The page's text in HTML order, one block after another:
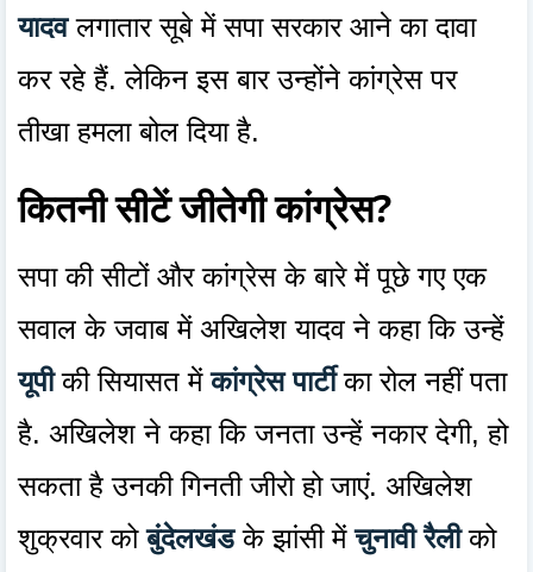
यादवलगातार सूबे में सपा सरकार आने का दावा
कर रहे हैं. लेकिन इस बार उन्होंने कांग्रेस पर
तीखा हमला बोल दिया है.
कितनी सीटें जीतेगी कांग्रेस?
सपा की सीटों और कांग्रेस के बारे में पूछे गए एक
सवाल के जवाब में अखिलेश यादव ने कहा कि उन्हें
यूपीकी सियासत मेंकांग्रेस पार्टीका रोल नहीं पता
है. अखिलेश ने कहा कि जनता उन्हें नकार देगी, हो
सकता है उनकी गिनती जीरो हो जाएं. अखिलेश
शुक्रवार कोबुंदेलखंडके झांसी मेंचुनावी रैलीको